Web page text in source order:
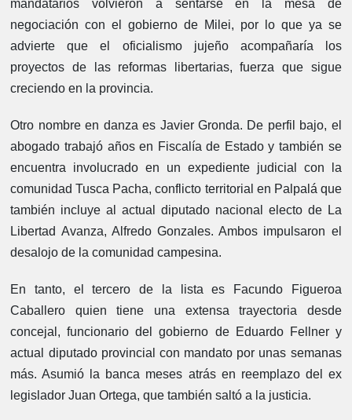
mandatarios volvieron a sentarse en la mesa de
negociación con el gobierno de Milei, por lo que ya se
advierte que el oficialismo jujeño acompañaría los
proyectos de las reformas libertarias, fuerza que sigue
creciendo en la provincia.
Otro nombre en danza es Javier Gronda. De perfil bajo, el
abogado trabajó años en Fiscalía de Estado y también se
encuentra involucrado en un expediente judicial con la
comunidad Tusca Pacha, conflicto territorial en Palpalá que
también incluye al actual diputado nacional electo de La
Libertad Avanza, Alfredo Gonzales. Ambos impulsaron el
desalojo de la comunidad campesina.
En tanto, el tercero de la lista es Facundo Figueroa
Caballero quien tiene una extensa trayectoria desde
concejal, funcionario del gobierno de Eduardo Fellner y
actual diputado provincial con mandato por unas semanas
más. Asumió la banca meses atrás en reemplazo del ex
legislador Juan Ortega, que también saltó a la justicia.